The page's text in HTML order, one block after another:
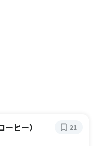
ヒー） 21